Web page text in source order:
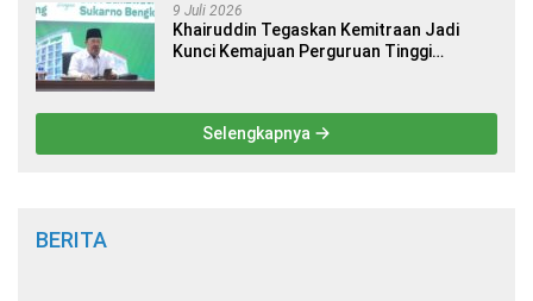
9 Juli 2026
Khairuddin Tegaskan Kemitraan Jadi
Kunci Kemajuan Perguruan Tinggi
Selengkapnya
BERITA